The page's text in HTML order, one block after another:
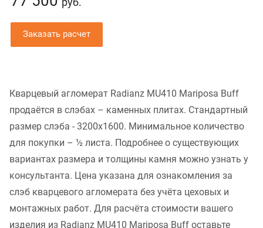
Заказать расчет
Кварцевый агломерат Radianz MU410 Mariposa Buff
продаётся в слэбах – каменных плитах. Стандартный
размер слэба - 3200x1600. Минимальное количество
для покупки – ½ листа. Подробнее о существующих
вариантах размера и толщины камня можно узнать у
консультанта. Цена указана для ознакомления за
слэб кварцевого агломерата без учёта цеховых и
монтажных работ. Для расчёта стоимости вашего
изделия из Radianz MU410 Mariposa Buff оставьте